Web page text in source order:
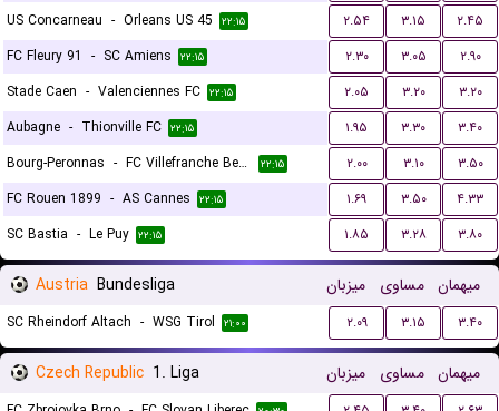
US Concarneau - Orleans US 45 ۲۲:۱۵ ۲.۵۴ ۳.۱۵
۲.۴۵
FC Fleury 91 - SC Amiens ۲۲:۱۵ ۲.۳۰ ۳.۰۵
۲.۹۰
Stade Caen - Valenciennes FC ۲۲:۱۵ ۲.۰۵ ۳.۲۰
۳.۲۰
Aubagne - Thionville FC ۲۲:۱۵ ۱.۹۵ ۳.۳۰
۳.۴۰
Bourg-Peronnas - FC Villefranche Beaujolais ۲۲:۱۵ ۲.۰۰ ۳.۱۰
۳.۵۰
FC Rouen 1899 - AS Cannes ۲۲:۱۵ ۱.۶۹ ۳.۵۰
۴.۳۳
SC Bastia - Le Puy ۲۲:۱۵ ۱.۸۵ ۳.۲۸ ۳.۸۰
Austria Bundesliga میزبان مساوی میهمان
SC Rheindorf Altach - WSG Tirol ۲۱:۰۰ ۲.۰۹ ۳.۱۵ ۳.۴۰
Czech Republic 1. Liga میزبان مساوی میهمان